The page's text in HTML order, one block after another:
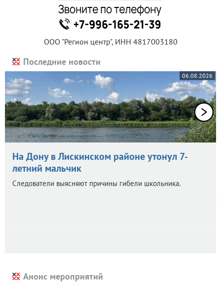
ООО "Регион центр", ИНН 4817003180
Последние новости
06.08.2026
На Дону в Лискинском районе утонул 7-
летний мальчик
Следователи выясняют причины гибели школьника.
Анонс мероприятий